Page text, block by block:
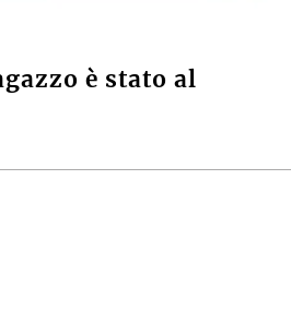
è stato al